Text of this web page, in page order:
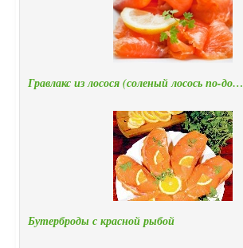
Гравлакс из лосося (соленый лосось по-до…
Бутерброды с красной рыбой